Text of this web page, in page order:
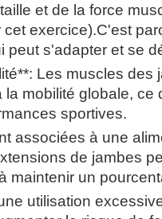
et de la force
exercice).C'est
peut s'adapter et se
Les muscles des
mobilité globale,
sportives.
associées à une
de jambes
maintenir un
utilisation